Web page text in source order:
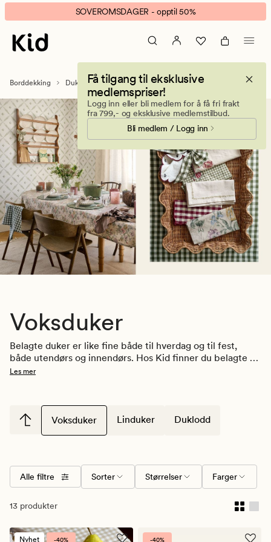
Voksduker
–
Duker
stoff
banner.
Klikk
ESCAPE
pause.
SOVEROMSDAGER - opptil 50%
Få tilgang til eksklusive
medlemspriser!
Logg inn eller bli medlem for å få fri frakt
fra 799,- og eksklusive medlemstilbud.
Bli medlem / Logg inn
Borddekking Duker Voksduker
Voksduker
Belagte duker er like fine både til hverdag og til fest,
både utendørs og innendørs. Hos Kid finner du belagte
duker i blant annet lin, bomull og viscose. Velg blant
transparent duk som kan brukes som overlag for å
beskytte bordet eller duken.
Les mer
Voksduker Linduker Duklodd
Alle filtre Sorter Størrelser Farger
13 produkter
Nyhet -40% -40%